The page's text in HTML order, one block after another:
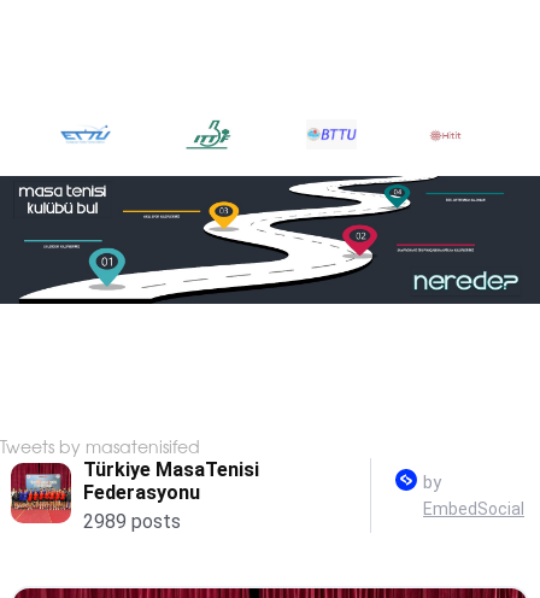
Tweets by masatenisifed